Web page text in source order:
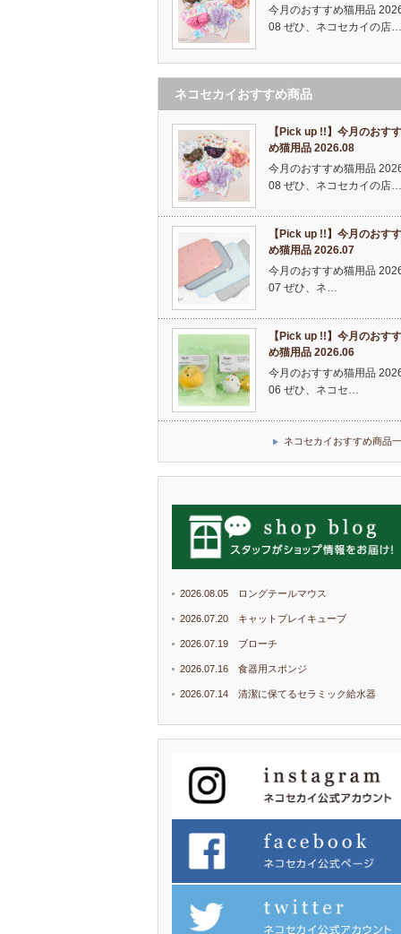
今月のおすすめ猫用品
08 ぜひ、ネコセカイの店…
ネコセカイおすすめ商品
【Pick up !!】今月のおすす
め猫用品 2026.08
今月のおすすめ猫用品
08 ぜひ、ネコセカイの店…
【Pick up !!】今月のおすす
め猫用品 2026.07
今月のおすすめ猫用品
07 ぜひ、ネ…
【Pick up !!】今月のおすす
め猫用品 2026.06
今月のおすすめ猫用品
06 ぜひ、ネコセ…
ネコセカイおすすめ商品
2026.08.05 ロングテールマウス
2026.07.20 キャットプレイキューブ
2026.07.19 ブローチ
2026.07.16 食器用スポンジ
2026.07.14 清潔に保てるセラミック給水器